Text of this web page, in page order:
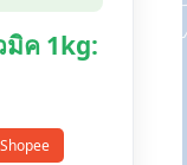
มิค 1kg:
Shopee